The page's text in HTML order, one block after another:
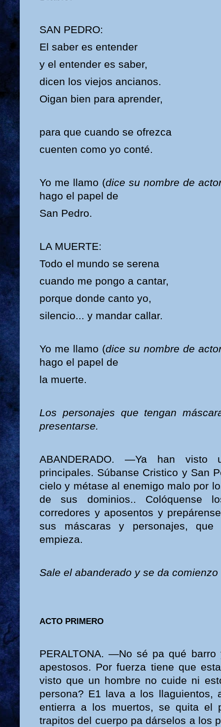
SAN PEDRO:
El saber es entender
y el entender es saber,
dicen los viejos ancianos.
Oigan bien para aprender,
para que cuando se ofrezca
cuenten como yo conté.
Yo me llamo (dice su nombre de
hago el papel de
San Pedro.
LA MUERTE:
Todo el mundo se serena
cuando me pongo a cantar,
porque donde canto yo,
silencio... y mandar callar.
Yo me llamo (dice su nombre de
hago el papel de
la muerte.
Los personajes que tengan
presentarse.
ABANDERADO. —Ya han
principales. Súbanse Cristico y San
cielo y métase al enemigo malo por
de sus dominios.. Colóquense
corredores y aposentos y
sus máscaras y personajes,
empieza.
Sale el abanderado y se da
ACTO PRIMERO
PERALTONA. —No sé pa qué
apestosos. Por fuerza tiene que
visto que un hombre no cuide ni
persona? E1 lava a los llaguientos,
entierra a los muertos, se quita
trapitos del cuerpo pa dárselos a los